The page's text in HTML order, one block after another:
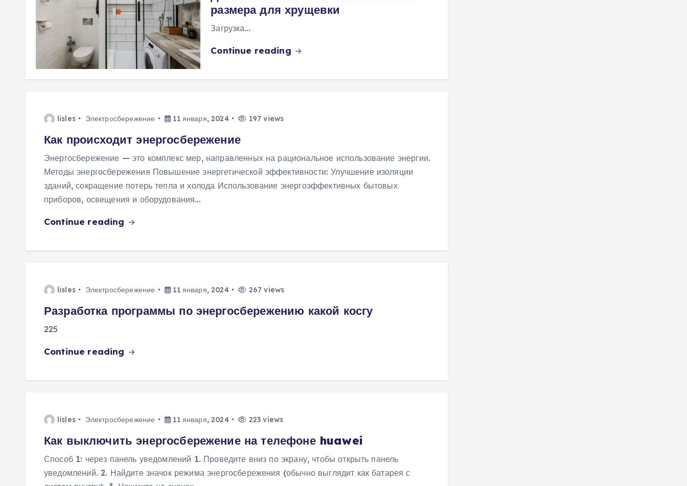
размера для хрущевки
Загрузка…
Continue reading
lisles Электросбережение 11 января, 2024 197 views
Как происходит энергосбережение
Энергосбережение — это комплекс мер, направленных на рациональное использование энергии.
Методы энергосбережения Повышение энергетической эффективности: Улучшение изоляции
зданий, сокращение потерь тепла и холода Использование энергоэффективных бытовых
приборов, освещения и оборудования…
Continue reading
lisles Электросбережение 11 января, 2024 267 views
Разработка программы по энергосбережению какой косгу
225
Continue reading
lisles Электросбережение 11 января, 2024 223 views
Как выключить энергосбережение на телефоне huawei
Способ 1: через панель уведомлений 1. Проведите вниз по экрану, чтобы открыть панель
уведомлений. 2. Найдите значок режима энергосбережения (обычно выглядит как батарея с